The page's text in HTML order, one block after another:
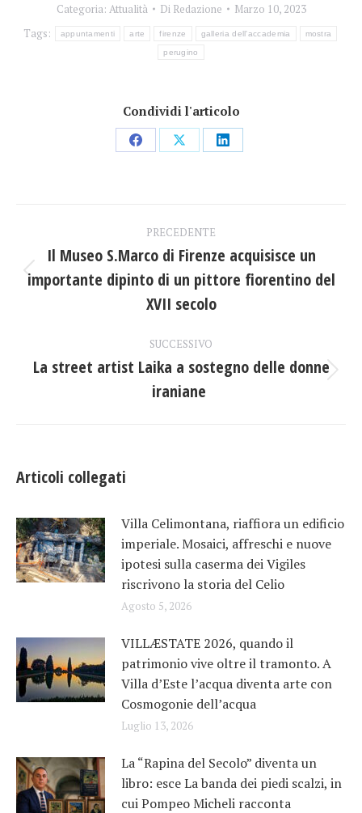
Categoria: Attualità Di Redazione
Marzo 10, 2023
Tags:
appuntamenti arte firenze galleria dell'accademia mostra
perugino
Condividi l'articolo
CondividiCondividiCondividi
tra
PRECEDENTE
Post
precedente:
Il Museo S.Marco di Firenze acquisisce un
importante dipinto di un pittore fiorentino del
XVII secolo
SUCCESSIVO
Prossimo
post:
La street artist Laika a sostegno delle donne
iraniane
Articoli collegati
Villa Celimontana, riaffiora un edificio
imperiale. Mosaici, affreschi e nuove
ipotesi sulla caserma dei Vigiles
riscrivono la storia del Celio
Agosto 5, 2026
VILLÆSTATE 2026, quando il
patrimonio vive oltre il tramonto. A
Villa d’Este l’acqua diventa arte con
Cosmogonie dell’acqua
Luglio 13, 2026
La “Rapina del Secolo” diventa un
libro: esce La banda dei piedi scalzi, in
cui Pompeo Micheli racconta